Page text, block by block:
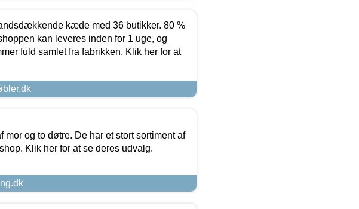
kæde med 36 butikker. 80 %
kan leveres inden for 1 uge, og
fuld samlet fra fabrikken. Klik her for at
mor og to døtre. De har et stort sortiment af
Klik her for at se deres udvalg.